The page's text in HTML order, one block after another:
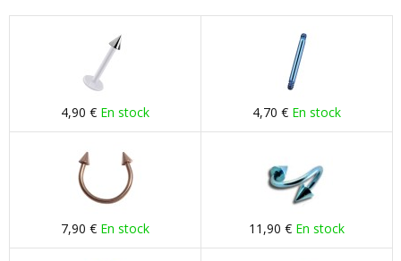
4,90 € En stock 4,70 € En stock
7,90 € En stock 11,90 € En stock